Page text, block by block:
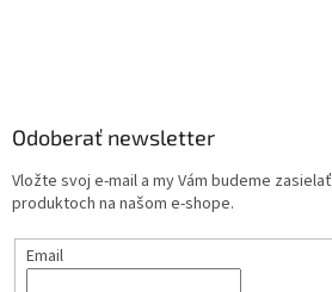
Odoberať newsletter
Vložte svoj e-mail a my Vám budeme
produktoch na našom e-shope.
Email